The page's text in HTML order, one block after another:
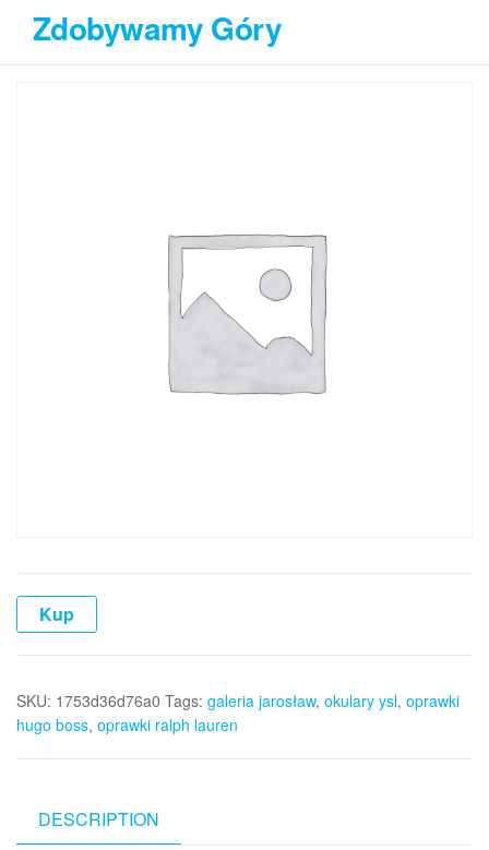
Przejdź
treści
Zdobywamy Góry
Kup
SKU: 1753d36d76a0 Tags: galeria jarosław, okulary ysl, oprawki
hugo boss, oprawki ralph lauren
DESCRIPTION